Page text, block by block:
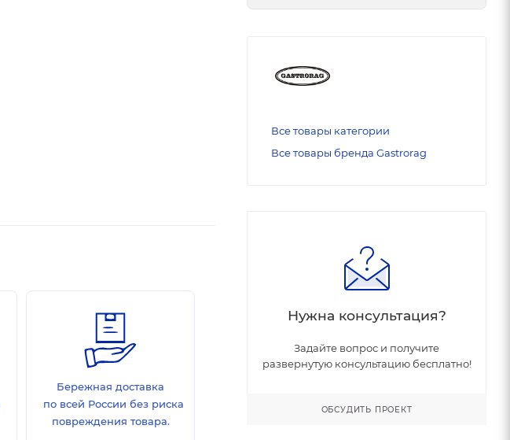
Бережная доставка
по всей России без риска
повреждения товара.
Все товары категории
Все товары бренда Gastrorag
Нужна консультация?
Задайте вопрос и получите
развернутую консультацию бесплатно!
ОБСУДИТЬ ПРОЕКТ